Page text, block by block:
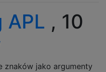
APL , 10
znaków jako argumenty